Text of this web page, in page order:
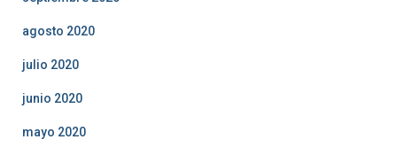
agosto 2020
julio 2020
junio 2020
mayo 2020